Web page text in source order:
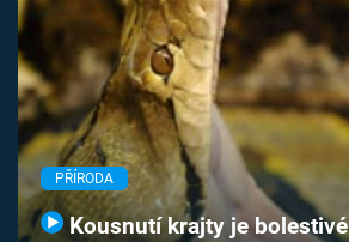
Pořady
TV Program
Časopis
Sledujte prima+
PŘÍRODA
Kousnutí krajty je